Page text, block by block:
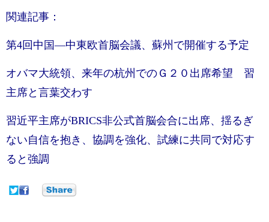
関連記事：
第4回中国—中東欧首脳会議、蘇州で開催する予定
オバマ大統領、来年の杭州でのＧ２０出席希望 習
主席と言葉交わす
習近平主席がBRICS非公式首脳会合に出席、揺るぎ
ない自信を抱き、協調を強化、試練に共同で対応す
ると強調